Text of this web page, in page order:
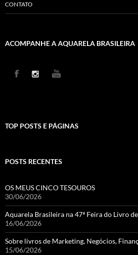
CONTATO
ACOMPANHE A AQUARELA BRASILEIRA
TOP POSTS E PÁGINAS
POSTS RECENTES
OS MEUS CINCO TESOUROS
30/06/2026
Aquarela Brasileira na 47ª Feira do Livro
16/06/2026
Sobre livros de Marketing, Negócios,
15/06/2026